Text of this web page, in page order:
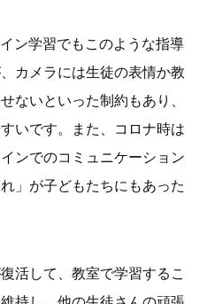
ン学習でもこのような指導
カメラには生徒の表情か教
ないといった制約もあり、
いです。また、コロナ時は
ンでのコミュニケーション
」が子どもたちにもあった
活して、教室で学習するこ